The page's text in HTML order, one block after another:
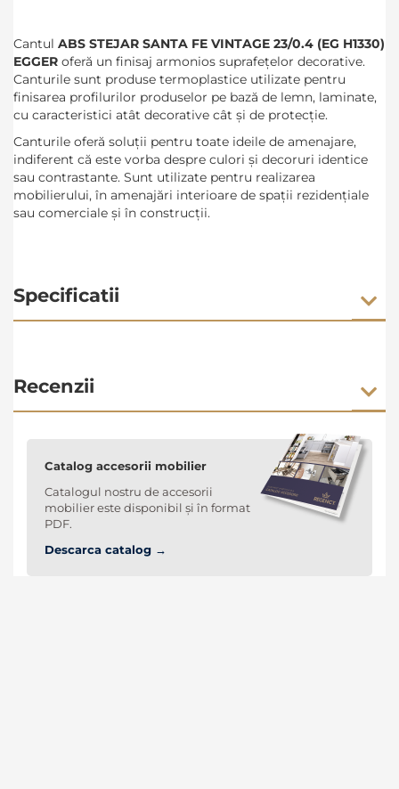
Cantul ABS STEJAR SANTA FE VINTAGE 23/0.4 (EG H1330)
EGGER oferă un finisaj armonios suprafețelor decorative.
Canturile sunt produse termoplastice utilizate pentru
finisarea profilurilor produselor pe bază de lemn, laminate,
cu caracteristici atât decorative cât şi de protecţie.
Canturile oferă soluții pentru toate ideile de amenajare,
indiferent că este vorba despre culori și decoruri identice
sau contrastante. Sunt utilizate pentru realizarea
mobilierului, în amenajări interioare de spații rezidențiale
sau comerciale și în construcții.
Specificatii
Recenzii
Catalog accesorii mobilier
Catalogul nostru de accesorii
mobilier este disponibil și în format
PDF.
Descarca catalog →